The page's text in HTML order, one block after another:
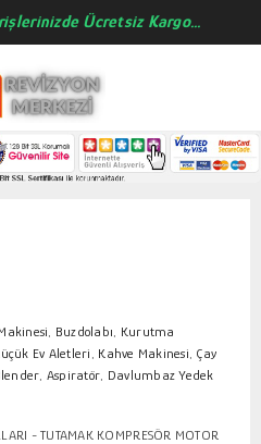
Ücretsiz Kargo...
Buzdolabı, Kurutma
Ev Aletleri, Kahve Makinesi, Çay
Aspiratör, Davlumbaz Yedek
- TUTAMAK KOMPRESÖR MOTOR